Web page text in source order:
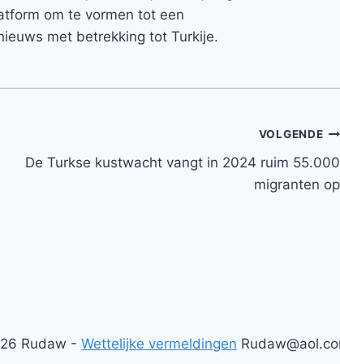
om te vormen tot een
met betrekking tot Turkije.
VOLGENDE
De Turkse kustwacht vangt in 2024 ruim 55.000
migranten op
Rudaw - Wettelijke vermeldingen